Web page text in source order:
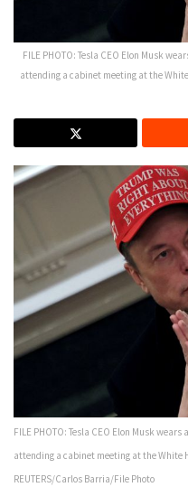
FILE PHOTO: Tesla CEO Elon Musk
attending a cabinet meeting at the
FILE PHOTO: Tesla CEO Elon Musk
attending a cabinet meeting at the White
REUTERS/Carlos Barria/File Photo